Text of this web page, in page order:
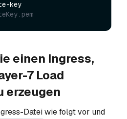
einen Ingress,
7 Load
erzeugen
Datei wie folgt vor und